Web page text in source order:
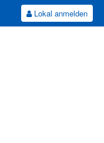
Lokal anmelden